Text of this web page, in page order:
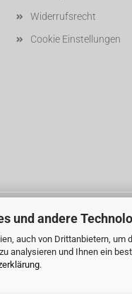
und andere
auch von Drittanbietern,
analysieren und Ihnen ein
.
Widerrufsrecht
Cookie Einstellungen